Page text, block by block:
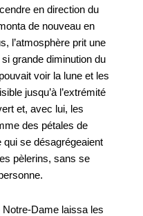
en direction du
de nouveau en
l’atmosphère prit une
grande diminution du
voir la lune et les
jusqu’à l’extrémité
et, avec lui, les
des pétales de
se désagrégeaient
pèlerins, sans se
Notre-Dame laissa les